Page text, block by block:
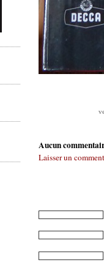
Aucun
Laisser un